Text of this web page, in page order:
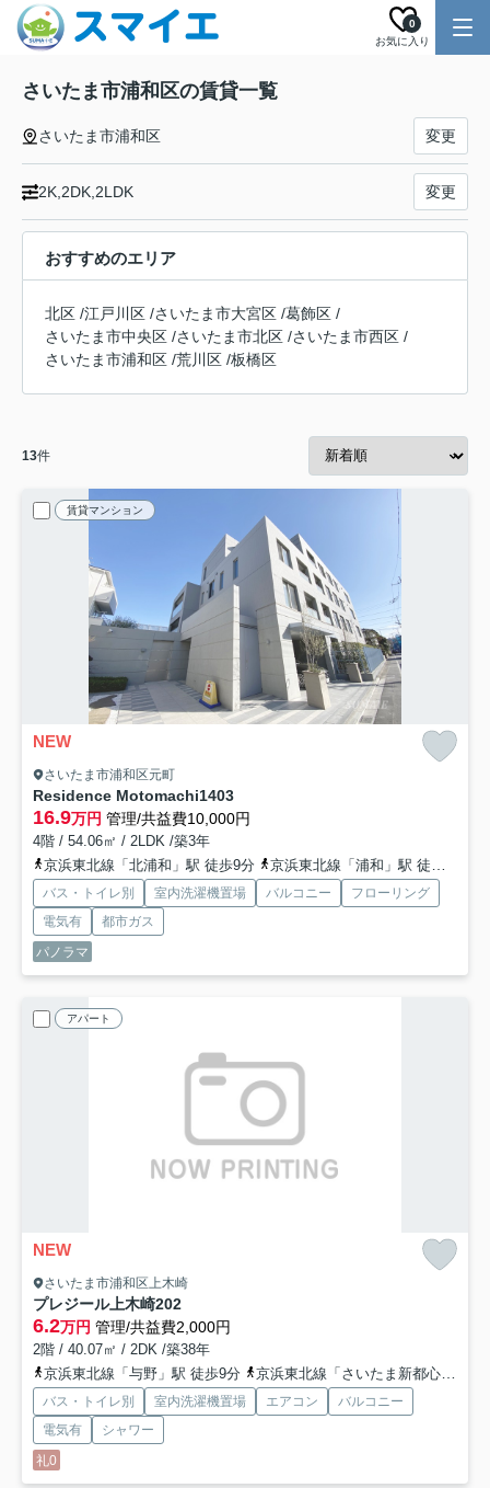
お気に入り
0
さいたま市浦和区の賃貸一覧
さいたま市浦和区 変更
2K,2DK,2LDK 変更
おすすめのエリア
北区 /江戸川区 /さいたま市大宮区 /葛飾区 /
さいたま市中央区 /さいたま市北区 /さいたま市西区 /
さいたま市浦和区 /荒川区 /板橋区
13件
賃貸マンション
NEW
さいたま市浦和区元町
Residence Motomachi1403
16.9万円 管理/共益費10,000円
4階 / 54.06㎡ / 2LDK /築3年
京浜東北線「北浦和」駅 徒歩9分
京浜東北線「浦和」駅 徒歩21分
バス・トイレ別 室内洗濯機置場 バルコニー
フローリング
電気有
都市ガス
パノラマ
アパート
NEW
さいたま市浦和区上木崎
プレジール上木崎202
6.2万円 管理/共益費2,000円
2階 / 40.07㎡ / 2DK /築38年
京浜東北線「与野」駅 徒歩9分
京浜東北線「さいたま新都心」駅 徒歩20分
バス・トイレ別 室内洗濯機置場 エアコン
バルコニー
電気有
シャワー
礼0